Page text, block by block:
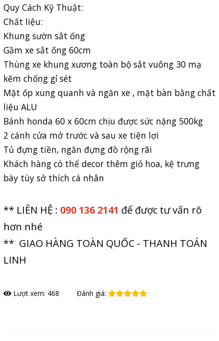
Quy Cách Kỹ Thuật:
Chất liệu:
Khung sườn sắt ống
Gầm xe sắt ống 60cm
Thùng xe khung xương toàn bộ sắt vuông 30 mạ
kẽm chống gỉ sét
Mặt ốp xung quanh và ngăn xe , mặt bàn bằng chất
liệu ALU
Bánh honda 60 x 60cm chịu được sức nặng 500kg
2 cánh cửa mở trước và sau xe tiện lợi
Tủ đựng tiền, ngăn đựng đồ rộng rãi
Khách hàng có thể decor thêm giỏ hoa, kệ trưng
bày tùy sở thích cá nhân
** LIÊN HỆ : 090 136 2141 để được tư vấn rõ
hơn nhé
** GIAO HÀNG TOÀN QUỐC - THANH TOÁN
LINH
Lượt xem: 468 Đánh giá: